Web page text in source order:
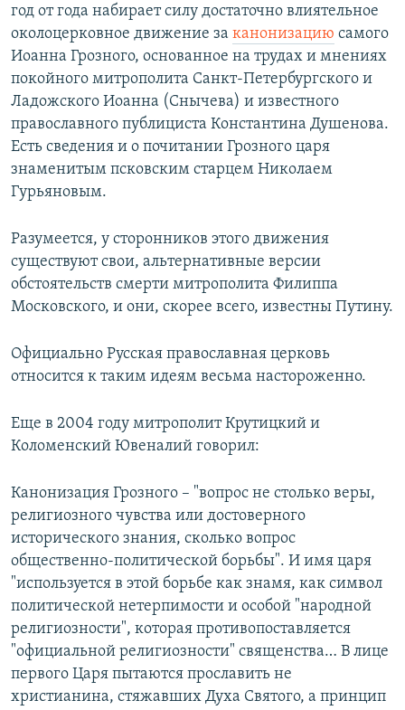
год от года набирает силу достаточно влиятельное
околоцерковное движение за канонизацию самого
Иоанна Грозного, основанное на трудах и мнениях
покойного митрополита Санкт-Петербургского и
Ладожского Иоанна (Снычева) и известного
православного публициста Константина Душенова.
Есть сведения и о почитании Грозного царя
знаменитым псковским старцем Николаем
Гурьяновым.
Разумеется, у сторонников этого движения
существуют свои, альтернативные версии
обстоятельств смерти митрополита Филиппа
Московского, и они, скорее всего, известны Путину.
Официально Русская православная церковь
относится к таким идеям весьма настороженно.
Еще в 2004 году митрополит Крутицкий и
Коломенский Ювеналий говорил:
Канонизация Грозного – "вопрос не столько веры,
религиозного чувства или достоверного
исторического знания, сколько вопрос
общественно-политической борьбы". И имя царя
"используется в этой борьбе как знамя, как символ
политической нетерпимости и особой "народной
религиозности", которая противопоставляется
"официальной религиозности" священства… В лице
первого Царя пытаются прославить не
христианина, стяжавших Духа Святого, а принцип